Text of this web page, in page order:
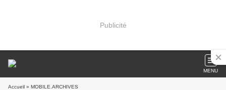
Publicité
MENU
Accueil » MOBILE.ARCHIVES